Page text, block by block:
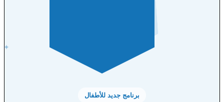
✦
برنامج جديد للأطفال